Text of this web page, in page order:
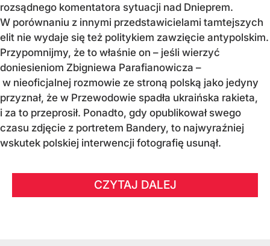
rozsądnego komentatora sytuacji nad Dnieprem.
W porównaniu z innymi przedstawicielami tamtejszych
elit nie wydaje się też politykiem zawzięcie antypolskim.
Przypomnijmy, że to właśnie on – jeśli wierzyć
doniesieniom Zbigniewa Parafianowicza –
w nieoficjalnej rozmowie ze stroną polską jako jedyny
przyznał, że w Przewodowie spadła ukraińska rakieta,
i za to przeprosił. Ponadto, gdy opublikował swego
czasu zdjęcie z portretem Bandery, to najwyraźniej
wskutek polskiej interwencji fotografię usunął.
CZYTAJ DALEJ